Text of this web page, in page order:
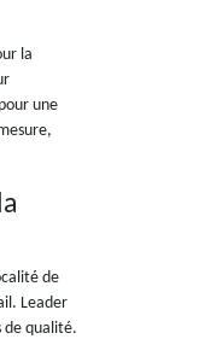
la
une
de
Leader
de qualité.